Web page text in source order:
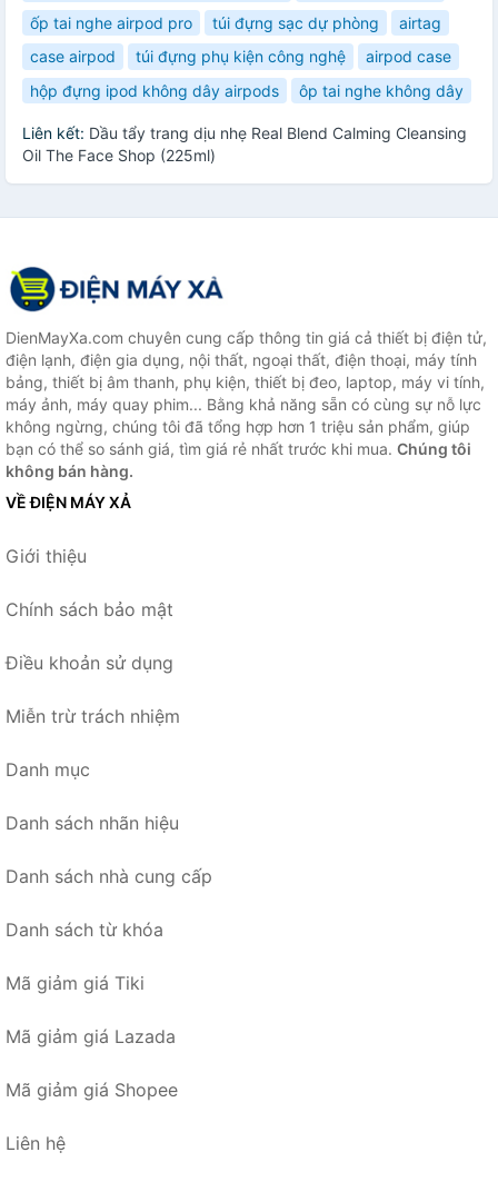
ốp tai nghe airpod pro
túi đựng sạc dự phòng
airtag
case airpod
túi đựng phụ kiện công nghệ
airpod case
hộp đựng ipod không dây airpods
ôp tai nghe không dây
Liên kết: Dầu tẩy trang dịu nhẹ Real Blend Calming Cleansing
Oil The Face Shop (225ml)
DienMayXa.com chuyên cung cấp thông tin giá cả thiết bị điện tử,
điện lạnh, điện gia dụng, nội thất, ngoại thất, điện thoại, máy tính
bảng, thiết bị âm thanh, phụ kiện, thiết bị đeo, laptop, máy vi tính,
máy ảnh, máy quay phim... Bằng khả năng sẵn có cùng sự nỗ lực
không ngừng, chúng tôi đã tổng hợp hơn 1 triệu sản phẩm, giúp
bạn có thể so sánh giá, tìm giá rẻ nhất trước khi mua. Chúng tôi
không bán hàng.
VỀ ĐIỆN MÁY XẢ
Giới thiệu
Chính sách bảo mật
Điều khoản sử dụng
Miễn trừ trách nhiệm
Danh mục
Danh sách nhãn hiệu
Danh sách nhà cung cấp
Danh sách từ khóa
Mã giảm giá Tiki
Mã giảm giá Lazada
Mã giảm giá Shopee
Liên hệ